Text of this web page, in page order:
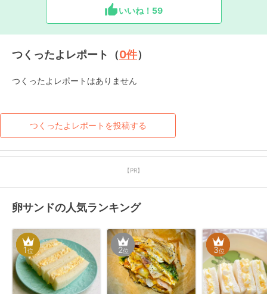
いいね！ 59
つくったよレポート（0件）
つくったよレポートはありません
つくったよレポートを投稿する
【PR】
卵サンドの人気ランキング
1位 2位 3位